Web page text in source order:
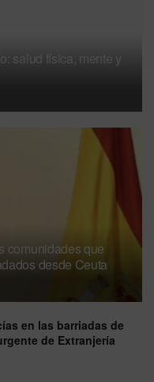
salud física, mente y
comunidades que
desde Ceuta
en las barriadas de
de Extranjería